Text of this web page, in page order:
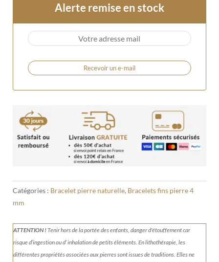
Alerte remise en stock
Recevoir un e-mail
Catégories : Bracelet pierre naturelle, Bracelets fins pierre 4
mm
ATTENTION !Tenirhors de la portée des enfants, danger d'étouffement car
risque d’ingestion ou d’ inhalation de petits éléments.En lithothérapie, les
différentes propriétés associées aux pierres sont issues de traditions. Elles ne